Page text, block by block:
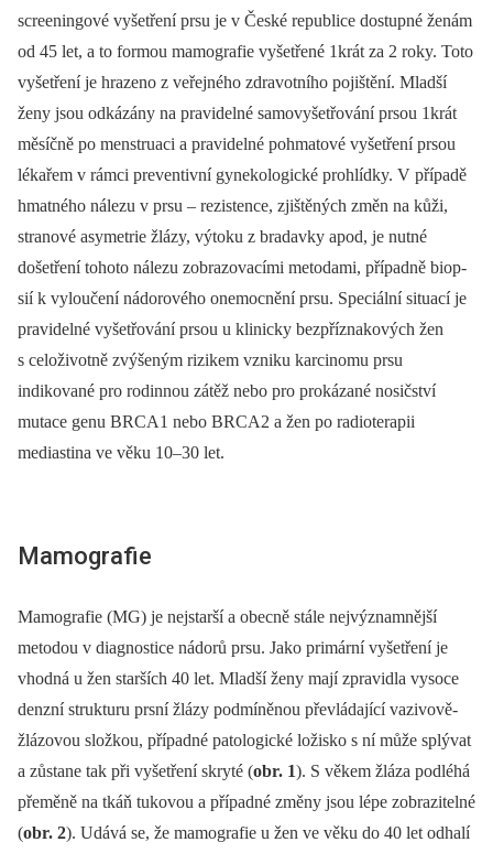
screeningové vyšetření prsu je v České republice dostupné ženám
od 45 let, a to formou mamografie vyšetřené 1krát za 2 roky. Toto
vyšetření je hrazeno z veřejného zdravotního pojištění. Mladší
ženy jsou odkázány na pravidelné samovyšetřování prsou 1krát
měsíčně po menstruaci a pravidelné pohmatové vyšetření prsou
lékařem v rámci preventivní gynekologické prohlídky. V případě
hmatného nálezu v prsu –⁠ rezistence, zjištěných změn na kůži,
stranové asymetrie žlázy, výtoku z bradavky apod, je nutné
došetření tohoto nálezu zobrazovacími metodami, případně biop­
sií k vyloučení nádorového onemocnění prsu. Speciální situací je
pravidelné vyšetřování prsou u klinicky bezpříznakových žen
s celoživotně zvýšeným rizikem vzniku karcinomu prsu
indikované pro rodinnou zátěž nebo pro prokázané nosičství
mutace genu BRCA1 nebo BRCA2 a žen po radioterapii
mediastina ve věku 10–30 let.
Mamografie
Mamografie (MG) je nejstarší a obecně stále nejvýznamnější
metodou v diagnostice nádorů prsu. Jako primární vyšetření je
vhodná u žen starších 40 let. Mladší ženy mají zpravidla vysoce
denzní strukturu prsní žlázy podmíněnou převládající vazivově-
žlázovou složkou, případné patologické ložisko s ní může splývat
a zůstane tak při vyšetření skryté (obr. 1). S věkem žláza podléhá
přeměně na tkáň tukovou a případné změny jsou lépe zobrazitelné
(obr. 2). Udává se, že mamografie u žen ve věku do 40 let odhalí